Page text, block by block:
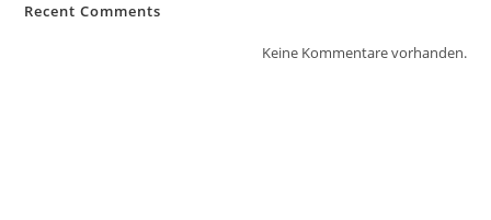
Recent Comments
Keine Kommentare vorhanden.